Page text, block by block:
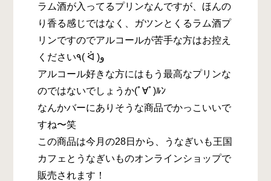
ラム酒が入ってるプリンなんですが、ほんの
り香る感じではなく、ガツンとくるラム酒プ
リンですのでアルコールが苦手な方はお控え
ください٩( ᐛ )و
アルコール好きな方にはもう最高なプリンな
のではないでしょうか(ﾟ∀ﾟ)ﾙﾝ
なんかバーにありそうな商品でかっこいいで
すね〜笑
この商品は今月の28日から、うなぎいも王国
カフェとうなぎいものオンラインショップで
販売されます！